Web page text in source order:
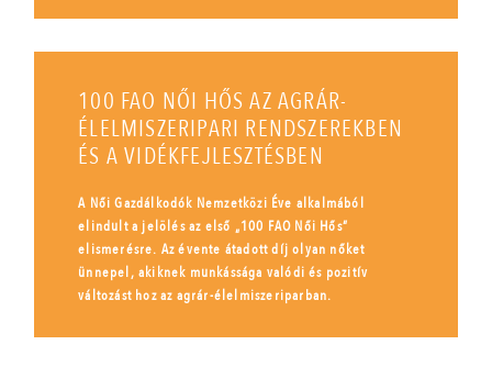
100 FAO NŐI HŐS AZ AGRÁR-
ÉLELMISZERIPARI RENDSZEREKBEN
ÉS A VIDÉKFEJLESZTÉSBEN
A Női Gazdálkodók Nemzetközi Éve alkalmából
elindult a jelölés az első „100 FAO Női Hős”
elismerésre. Az évente átadott díj olyan nőket
ünnepel, akiknek munkássága valódi és pozitív
változást hoz az agrár-élelmiszeriparban.